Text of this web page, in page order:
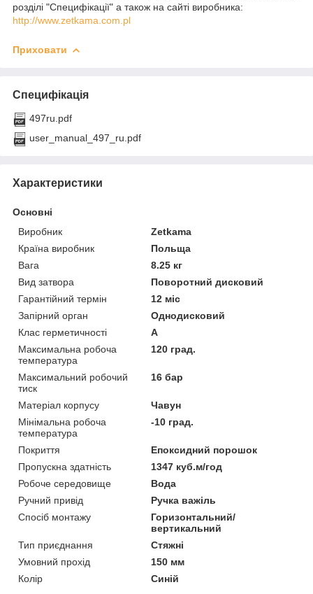
розділі "Специфікації" а також на сайті виробника:
http://www.zetkama.com.pl
Приховати
Специфікація
497ru.pdf
user_manual_497_ru.pdf
Характеристики
Основні
Виробник
Zetkama
Країна виробник
Польща
Вага
8.25 кг
Вид затвора
Поворотний дисковий
Гарантійний термін
12 міс
Запірний орган
Однодисковий
Клас герметичності
А
Максимальна робоча
температура
120 град.
Максимальний робочий
тиск
16 бар
Матеріал корпусу
Чавун
Мінімальна робоча
температура
-10 град.
Покриття
Епоксидний порошок
Пропускна здатність
1347 куб.м/год
Робоче середовище
Вода
Ручний привід
Ручка важіль
Спосіб монтажу
Горизонтальний/
вертикальний
Тип приєднання
Стяжні
Умовний прохід
150 мм
Колір
Синій